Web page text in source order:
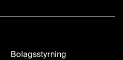
Bolagsstyrning